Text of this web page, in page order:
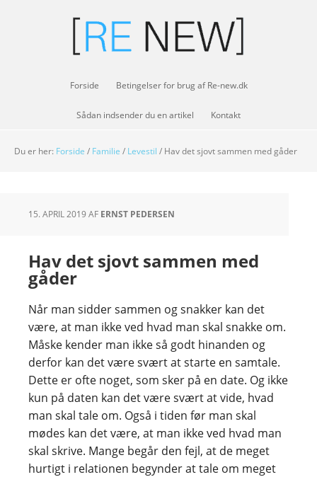
Forside Betingelser for brug af Re-new.dk
Sådan indsender du en artikel Kontakt
Du er her: Forside / Familie / Levestil / Hav det sjovt sammen med gåder
15. APRIL 2019AF ERNST PEDERSEN
Hav det sjovt sammen med
gåder
Når man sidder sammen og snakker kan det
være, at man ikke ved hvad man skal snakke om.
Måske kender man ikke så godt hinanden og
derfor kan det være svært at starte en samtale.
Dette er ofte noget, som sker på en date. Og ikke
kun på daten kan det være svært at vide, hvad
man skal tale om. Også i tiden før man skal
mødes kan det være, at man ikke ved hvad man
skal skrive. Mange begår den fejl, at de meget
hurtigt i relationen begynder at tale om meget